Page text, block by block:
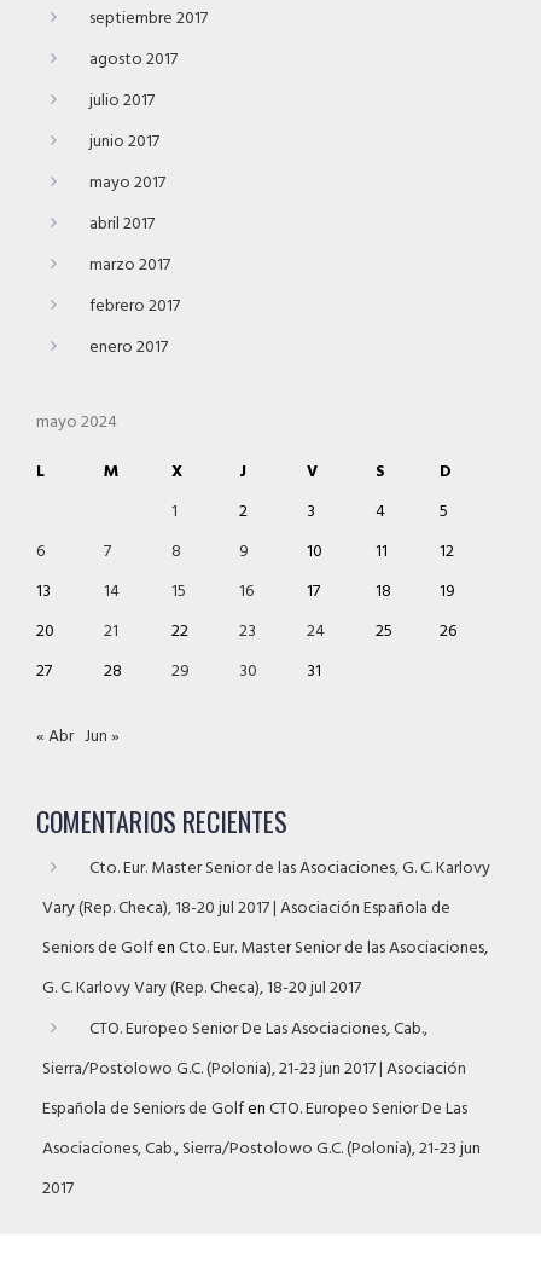
septiembre 2017
agosto 2017
julio 2017
junio 2017
mayo 2017
abril 2017
marzo 2017
febrero 2017
enero 2017
mayo 2024
L
M X J V S
D
1
2 3 4
5
6
7 8 9 10 11
12
13
14 15 16 17 18
19
20
21 22 23 24 25
26
27
28 29 30 31
« Abr Jun »
COMENTARIOS RECIENTES
Cto. Eur. Master Senior de las Asociaciones, G. C. Karlovy
Vary (Rep. Checa), 18-20 jul 2017 | Asociación Española de
Seniors de GolfenCto. Eur. Master Senior de las Asociaciones,
G. C. Karlovy Vary (Rep. Checa), 18-20 jul 2017
CTO. Europeo Senior De Las Asociaciones, Cab.,
Sierra/Postolowo G.C. (Polonia), 21-23 jun 2017 | Asociación
Española de Seniors de GolfenCTO. Europeo Senior De Las
Asociaciones, Cab., Sierra/Postolowo G.C. (Polonia), 21-23 jun
2017